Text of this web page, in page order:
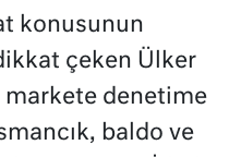
konusunun
çeken Ülker
markete denetime
baldo ve